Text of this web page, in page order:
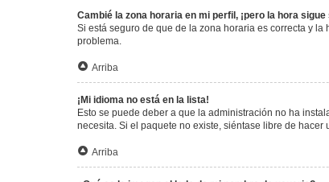
Cambié la zona horaria en mi perfil, ¡pero la hora
Si está seguro de que de la zona horaria es correcta y
problema.
Arriba
¡Mi idioma no está en la lista!
Esto se puede deber a que la administración no ha
necesita. Si el paquete no existe, siéntase libre de
Arriba